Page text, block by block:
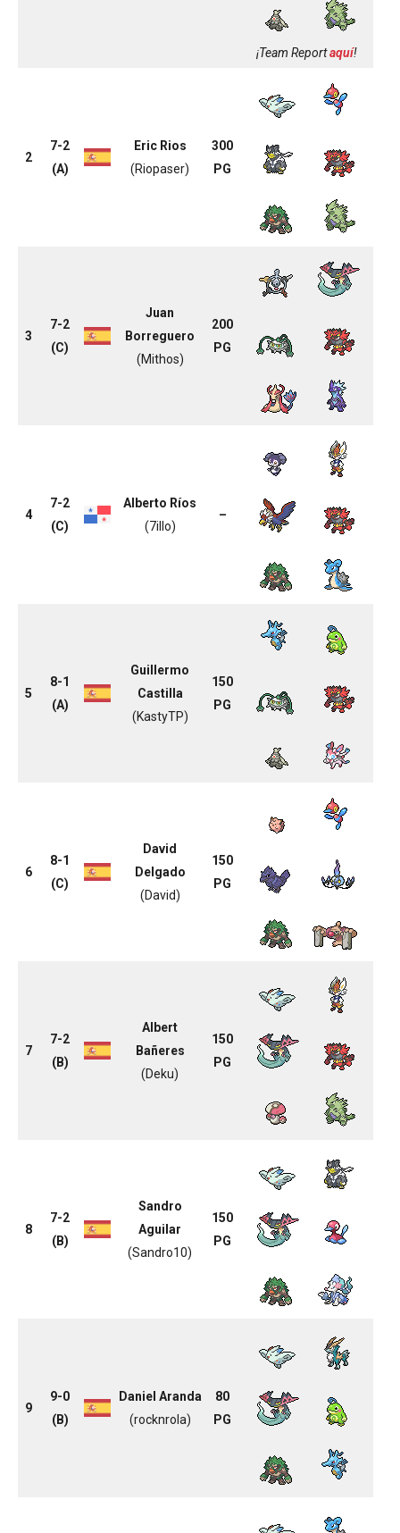
¡Team Reportaquí!
2
7-2
(A)
Eric Rios
(Riopaser)
300
PG
3
7-2
(C)
Juan
Borreguero
(Mithos)
200
PG
4
7-2
(C)
Alberto Ríos
(7illo)
–
5
8-1
(A)
Guillermo
Castilla
(KastyTP)
150
PG
6
8-1
(C)
David
Delgado
(David)
150
PG
7
7-2
(B)
Albert
Bañeres
(Deku)
150
PG
8
7-2
(B)
Sandro
Aguilar
(Sandro10)
150
PG
9
9-0
(B)
Daniel Aranda
(rocknrola)
80
PG